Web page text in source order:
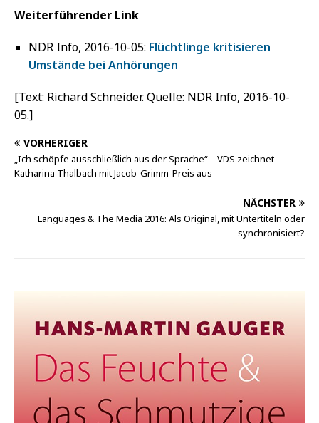
Weiterführender Link
NDR Info, 2016-10-05: Flüchtlinge kritisieren
Umstände bei Anhörungen
[Text: Richard Schneider. Quelle: NDR Info, 2016-10-
05.]
VORHERIGER
„Ich schöpfe ausschließlich aus der Sprache“ – VDS zeichnet
Katharina Thalbach mit Jacob-Grimm-Preis aus
NÄCHSTER
Languages & The Media 2016: Als Original, mit Untertiteln oder
synchronisiert?